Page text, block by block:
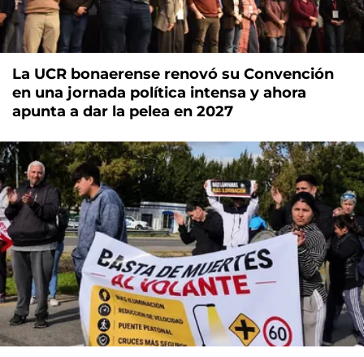
La UCR bonaerense renovó su Convención
en una jornada política intensa y ahora
apunta a dar la pelea en 2027